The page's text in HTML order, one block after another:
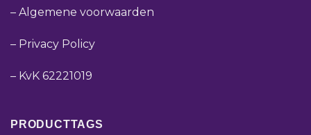
– Algemene voorwaarden
– Privacy Policy
– KvK 62221019
PRODUCTTAGS